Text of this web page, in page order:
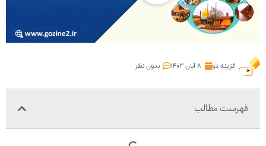
گزینه دو ۸ آبان ۱۴۰۳ بدون نظر
فهرست مطالب